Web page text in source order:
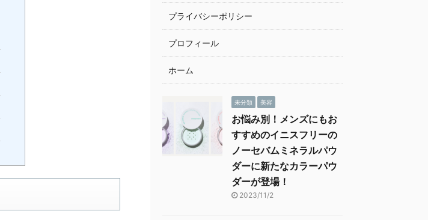
プライバシーポリシー
プロフィール
ホーム
未分類 美容
お悩み別！メンズにもお
すすめのイニスフリーの
ノーセバムミネラルパウ
ダーに新たなカラーパウ
ダーが登場！
2023/11/2